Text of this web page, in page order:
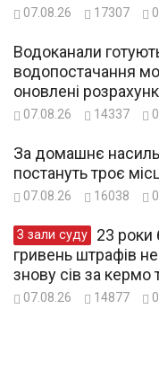
07.08.26 17307 0
Водоканали
водопостачання
оновлені
07.08.26 14337 0
За домашнє
постануть троє
07.08.26 16038 0
З зали суду
гривень штрафів
знову сів за кермо
07.08.26 14877 0